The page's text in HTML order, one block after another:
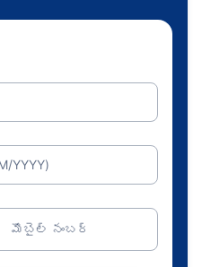
మొబైల్ నంబర్